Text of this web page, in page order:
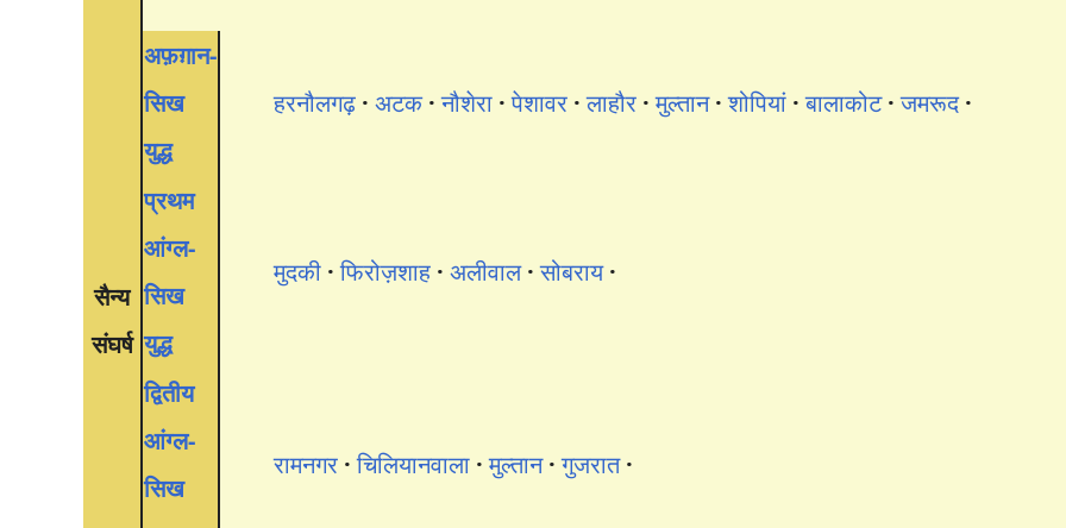
सैन्य
संघर्ष
अफ़ग़ान-
सिख
युद्ध
हरनौलगढ़ अटक नौशेरा पेशावर लाहौर मुल्तान शोपियां बालाकोट जमरूद
प्रथम
आंग्ल-
सिख
युद्ध
मुदकी फिरोज़शाह अलीवाल सोबराय
द्वितीय
आंग्ल-
सिख
रामनगर चिलियानवाला मुल्तान गुजरात